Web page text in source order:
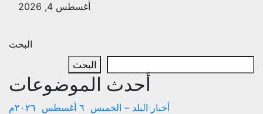
أغسطس 4, 2026
البحث
البحث
أحدث الموضوعات
أخبار البلد – الخميس ٦ أغسطس ٢٠٢٦م